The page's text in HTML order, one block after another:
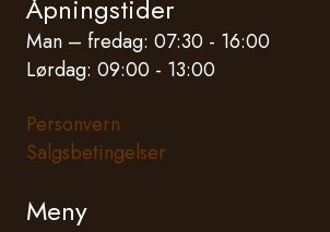
Åpningstider
Man – fredag: 07:30 - 16:00
Lørdag: 09:00 - 13:00
Personvern
Salgsbetingelser
Meny